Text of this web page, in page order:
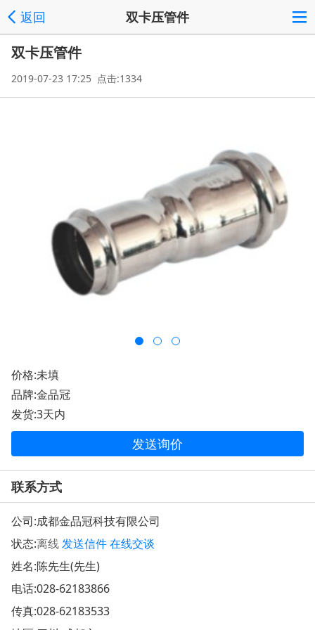
返回 双卡压管件
双卡压管件
2019-07-23 17:25 点击:1334
价格:未填
品牌:金品冠
发货:3天内
发送询价
联系方式
公司:成都金品冠科技有限公司
状态:离线发送信件在线交谈
姓名:陈先生(先生)
电话:028-62183866
传真:028-62183533